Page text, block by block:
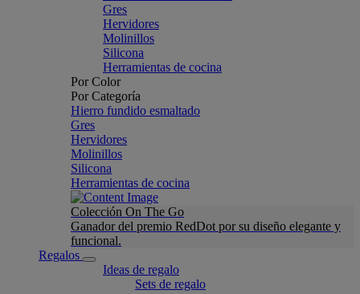
Gres
Hervidores
Molinillos
Silicona
Herramientas de cocina
Por Color
Por Categoría
Hierro fundido esmaltado
Gres
Hervidores
Molinillos
Silicona
Herramientas de cocina
Colección On The Go
Ganador del premio RedDot por su diseño elegante y
funcional.
Regalos
Ideas de regalo
Sets de regalo